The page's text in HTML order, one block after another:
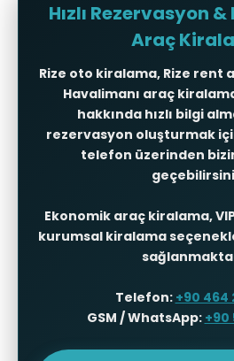
Hızlı Rezervasyon
Araç
Rize oto kiralama, Rize rent
Havalimanı araç
hakkında hızlı bilgi
rezervasyon oluşturmak
telefon üzerinden
Ekonomik araç kiralama,
kurumsal kiralama
Telefon: +90 464
GSM / WhatsApp: +90